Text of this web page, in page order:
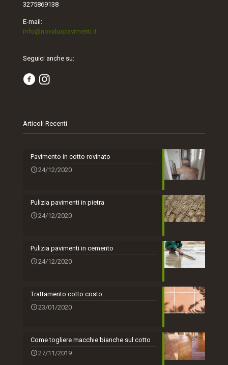
3275869138
E-mail:
info@novaluxpavimenti.it
Seguici anche su:
Articoli Recenti
Pavimento in cotto rovinato
24/12/2020
Pulizia pavimenti in pietra
24/12/2020
Pulizia pavimenti in cemento
24/12/2020
Trattamento cotto costo
23/01/2020
Come togliere macchie bianche sul cotto
27/11/2019